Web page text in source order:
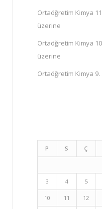
Ortaöğretim Kimya
üzerine
Ortaöğretim Kimya
üzerine
Ortaöğretim Kimya 9.
P S Ç
3 4 5
10 11 12